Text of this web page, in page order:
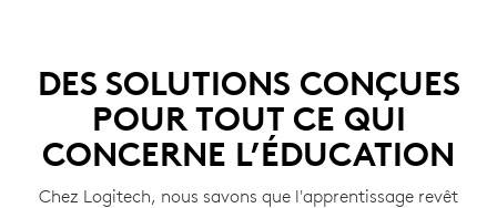
DES SOLUTIONS CONÇUES
POUR TOUT CE QUI
CONCERNE L’ÉDUCATION
Chez Logitech, nous savons que l'apprentissage revêt